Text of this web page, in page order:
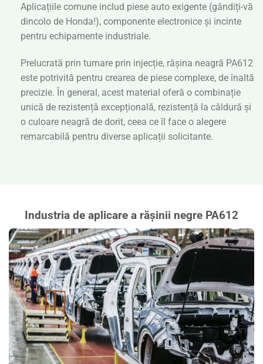
Aplicațiile comune includ piese auto exigente (gândiți-vă
dincolo de Honda!), componente electronice și incinte
pentru echipamente industriale.
Prelucrată prin turnare prin injecție, rășina neagră PA612
este potrivită pentru crearea de piese complexe, de înaltă
precizie. În general, acest material oferă o combinație
unică de rezistență excepțională, rezistență la căldură și
o culoare neagră de dorit, ceea ce îl face o alegere
remarcabilă pentru diverse aplicații solicitante.
Industria de aplicare a rășinii negre PA612